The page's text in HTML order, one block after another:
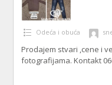
Odeća i obuća
Prodajem stvari ,cene i
fotografijama. Kontakt